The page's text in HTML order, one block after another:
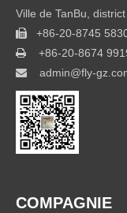
Ville de TanBu,
 +86-20-8745
 +86-20-8674
 admin@fly-
COMPAGNIE